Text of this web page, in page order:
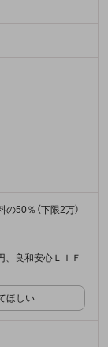
50％（下限2万）
、良和安心ＬＩＦ
ほしい